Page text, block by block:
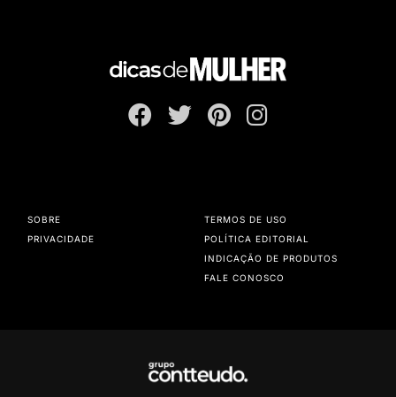
SOBRE
PRIVACIDADE
TERMOS DE USO
POLÍTICA EDITORIAL
INDICAÇÃO DE PRODUTOS
FALE CONOSCO